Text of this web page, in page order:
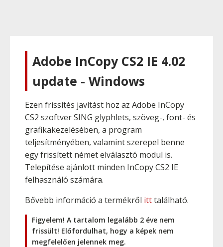
Adobe InCopy CS2 IE 4.02
update - Windows
Ezen frissítés javítást hoz az Adobe InCopy
CS2 szoftver SING glyphlets, szöveg-, font- és
grafikakezelésében, a program
teljesítményében, valamint szerepel benne
egy frissített német elválasztó modul is.
Telepítése ajánlott minden InCopy CS2 IE
felhasználó számára.
Bővebb információ a termékről itttalálható.
Figyelem! A tartalom legalább 2 éve nem
frissült! Előfordulhat, hogy a képek nem
megfelelően jelennek meg.